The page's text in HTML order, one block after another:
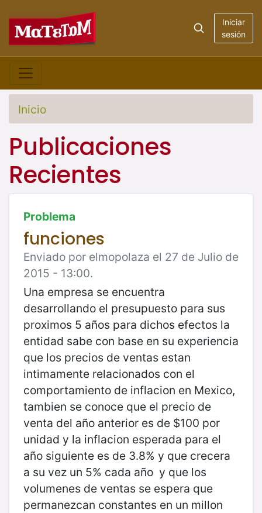
Iniciar
sesión
Inicio
Publicaciones
Recientes
Problema
funciones
Enviado por elmopolaza el 27 de Julio de
2015 - 13:00.
Una empresa se encuentra
desarrollando el presupuesto para sus
proximos 5 años para dichos efectos la
entidad sabe con base en su experiencia
que los precios de ventas estan
intimamente relacionados con el
comportamiento de inflacion en Mexico,
tambien se conoce que el precio de
venta del año anterior es de $100 por
unidad y la inflacion esperada para el
año siguiente es de 3.8% y que crecera
a su vez un 5% cada año y que los
volumenes de ventas se espera que
permanezcan constantes en un millon